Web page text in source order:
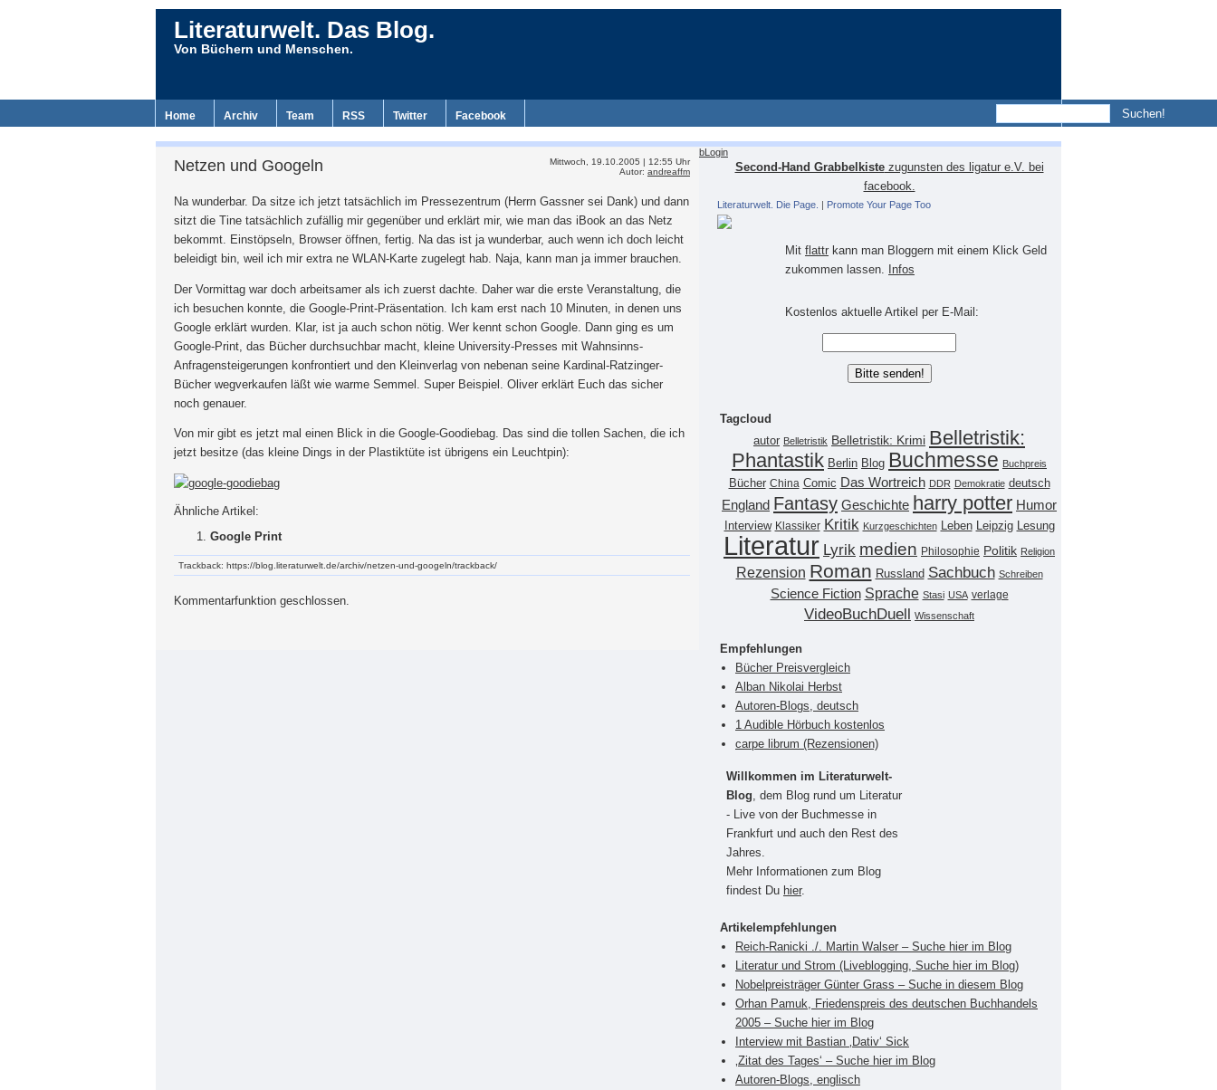
Literaturwelt. Das Blog.
Von Büchern und Menschen.
Home Archiv Team RSS Twitter Facebook
Mittwoch, 19.10.2005 | 12:55 Uhr
Autor: andreaffm
Netzen und Googeln
Na wunderbar. Da sitze ich jetzt tatsächlich im Pressezentrum (Herrn Gassner sei Dank) und dann
sitzt die Tine tatsächlich zufällig mir gegenüber und erklärt mir, wie man das iBook an das Netz
bekommt. Einstöpseln, Browser öffnen, fertig. Na das ist ja wunderbar, auch wenn ich doch leicht
beleidigt bin, weil ich mir extra ne WLAN-Karte zugelegt hab. Naja, kann man ja immer brauchen.
Der Vormittag war doch arbeitsamer als ich zuerst dachte. Daher war die erste Veranstaltung, die
ich besuchen konnte, die Google-Print-Präsentation. Ich kam erst nach 10 Minuten, in denen uns
Google erklärt wurden. Klar, ist ja auch schon nötig. Wer kennt schon Google. Dann ging es um
Google-Print, das Bücher durchsuchbar macht, kleine University-Presses mit Wahnsinns-
Anfragensteigerungen konfrontiert und den Kleinverlag von nebenan seine Kardinal-Ratzinger-
Bücher wegverkaufen läßt wie warme Semmel. Super Beispiel. Oliver erklärt Euch das sicher
noch genauer.
Von mir gibt es jetzt mal einen Blick in die Google-Goodiebag. Das sind die tollen Sachen, die ich
jetzt besitze (das kleine Dings in der Plastiktüte ist übrigens ein Leuchtpin):
Ähnliche Artikel:
Google Print
Trackback: https://blog.literaturwelt.de/archiv/netzen-und-googeln/trackback/
Kommentarfunktion geschlossen.
bLogin
Second-Hand Grabbelkistezugunsten des ligatur e.V. bei
facebook.
Literaturwelt. Die Page. | Promote Your Page Too
Mit flattr kann man Bloggern mit einem Klick Geld
zukommen lassen.
Infos
Kostenlos aktuelle Artikel per E-Mail:
Tagcloud
autor Belletristik Belletristik: Krimi Belletristik:
Phantastik Berlin Blog Buchmesse Buchpreis
Bücher China Comic Das Wortreich DDR Demokratie deutsch
England Fantasy Geschichte harry potter Humor
Interview Klassiker Kritik Kurzgeschichten Leben Leipzig Lesung
Literatur Lyrik medien Philosophie Politik Religion
Rezension Roman Russland Sachbuch Schreiben
Science Fiction Sprache Stasi USA verlage
VideoBuchDuell Wissenschaft
Empfehlungen
Bücher Preisvergleich
Alban Nikolai Herbst
Autoren-Blogs, deutsch
1 Audible Hörbuch kostenlos
carpe librum (Rezensionen)
Willkommen im Literaturwelt-
Blog , dem Blog rund um Literatur
- Live von der Buchmesse in
Frankfurt und auch den Rest des
Jahres.
Mehr Informationen zum Blog
findest Du hier.
Artikelempfehlungen
Reich-Ranicki ./. Martin Walser – Suche hier im Blog
Literatur und Strom (Liveblogging, Suche hier im Blog)
Nobelpreisträger Günter Grass – Suche in diesem Blog
Orhan Pamuk, Friedenspreis des deutschen Buchhandels
2005 – Suche hier im Blog
Interview mit Bastian ‚Dativ‘ Sick
‚Zitat des Tages‘ – Suche hier im Blog
Autoren-Blogs, englisch